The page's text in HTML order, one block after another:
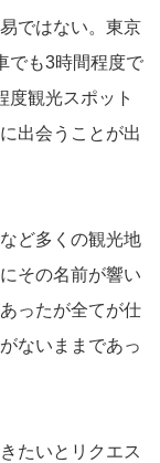
ではない。東京
でも3時間程度で
度観光スポット
出会うことが出
ど多くの観光地
その名前が響い
ったが全てが仕
ないままであっ
たいとリクエス